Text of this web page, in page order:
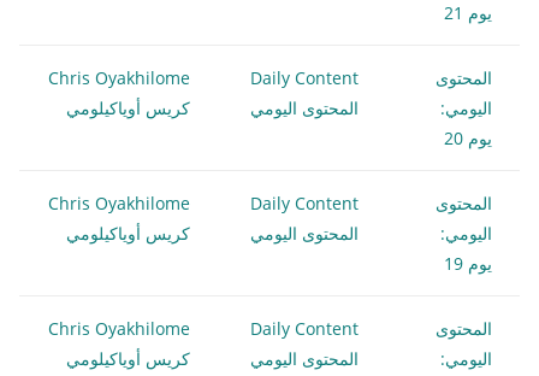
يوم 21
المحتوى
اليومي:
يوم 20
Daily Content
المحتوى اليومي
Chris Oyakhilome
كريس أوياكيلومي
المحتوى
اليومي:
يوم 19
Daily Content
المحتوى اليومي
Chris Oyakhilome
كريس أوياكيلومي
المحتوى
اليومي:
Daily Content
المحتوى اليومي
Chris Oyakhilome
كريس أوياكيلومي